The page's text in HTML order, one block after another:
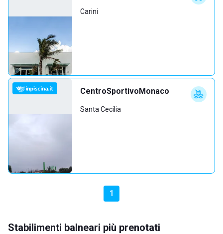
Carini
CentroSportivoMonaco
Santa Cecilia
1
Stabilimenti balneari più prenotati